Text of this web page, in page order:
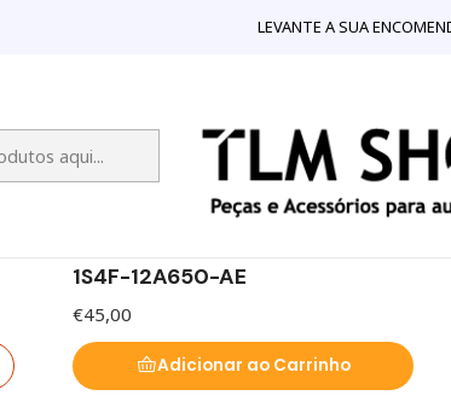
LEVANTE A SUA
LOJA ONLINE Sistema
1S4F-12A650-AE
€45,00
Adicionar ao Carrinho